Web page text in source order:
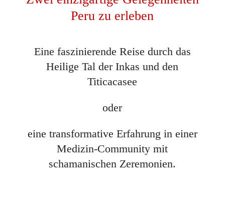
Peru zu erleben
Eine faszinierende Reise durch das
Heilige Tal der Inkas und den
Titicacasee
oder
eine transformative Erfahrung in einer
Medizin-Community mit
schamanischen Zeremonien.